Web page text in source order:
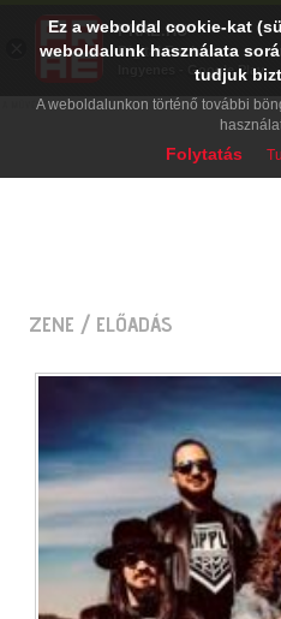
ZENE / ELŐADÁS
Ez a weboldal cookie-kat
weboldalunk használata
tudjuk
A weboldalunkon történő további
Folytatás
PRAE.HU
Digital Evolution
Ingyenes - Google Play